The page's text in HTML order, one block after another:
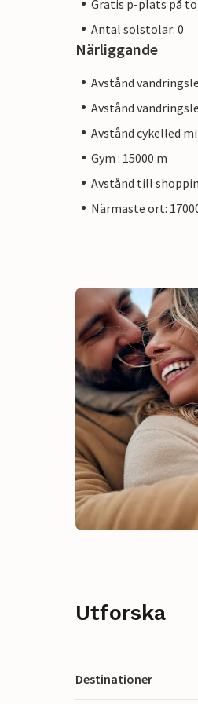
Gratis p-plats på
Antal solstolar: 0
Närliggande
Avstånd
Avstånd
Avstånd cykelled
Gym : 15000 m
Avstånd till
Närmaste ort:
Utforska
Destinationer